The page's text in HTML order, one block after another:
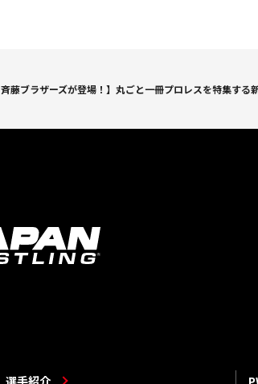
斉藤ブラザーズが登場！】丸ごと一冊プロレスを特集す